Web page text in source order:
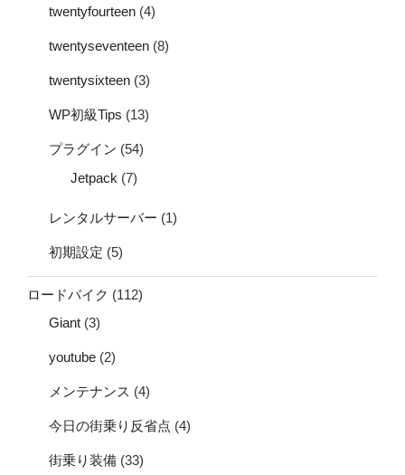
twentyfourteen (4)
twentyseventeen (8)
twentysixteen (3)
WP初級Tips (13)
プラグイン (54)
Jetpack (7)
レンタルサーバー (1)
初期設定 (5)
ロードバイク (112)
Giant (3)
youtube (2)
メンテナンス (4)
今日の街乗り反省点 (4)
街乗り装備 (33)